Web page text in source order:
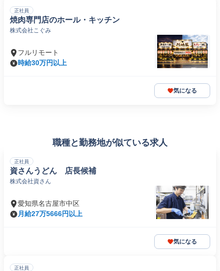
正社員
焼肉専門店のホール・キッチン
株式会社こぐみ
フルリモート
時給30万円以上
気になる
職種と勤務地が似ている求人
正社員
資さんうどん 店長候補
株式会社資さん
愛知県名古屋市中区
月給27万5666円以上
気になる
正社員